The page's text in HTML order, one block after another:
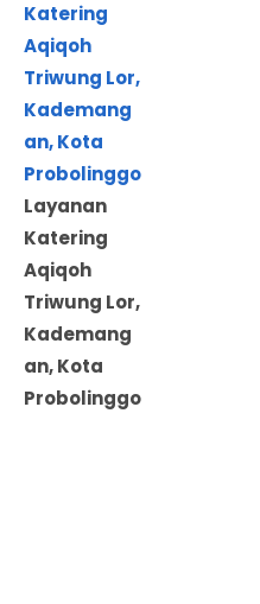
Layanan
Katering
Aqiqoh
Triwung Lor,
Kademang
an, Kota
Probolinggo